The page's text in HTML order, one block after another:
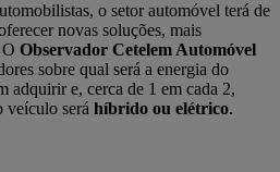
o setor automóvel terá de
novas soluções, mais
Observador Cetelem Automóvel
sobre qual será a energia do
adquirir e, cerca de 1 em cada 2,
veículo será híbrido ou elétrico.